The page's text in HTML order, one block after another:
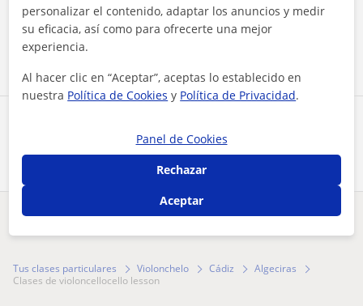
Contactar ahora
Tus clases particulares Violonchelo Cádiz
Algeciras
clases de violoncellocello lesson
personalizar el contenido, adaptar los anuncios y medir
su eficacia, así como para ofrecerte una mejor
experiencia.
Al hacer clic en “Aceptar”, aceptas lo establecido en
nuestra Política de Cookies y Política de Privacidad.
Panel de Cookies
Rechazar
Aceptar